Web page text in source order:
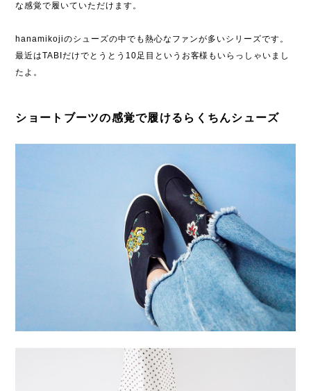
な感覚で履いていただけます。
hanamikojiのシューズの中でも熱心なファンが多いシリーズです。
最近はTABIだけでとうとう10足目というお客様もいらっしゃいまし
たよ。
ショートブーツの感覚で履けるらくちんシューズ